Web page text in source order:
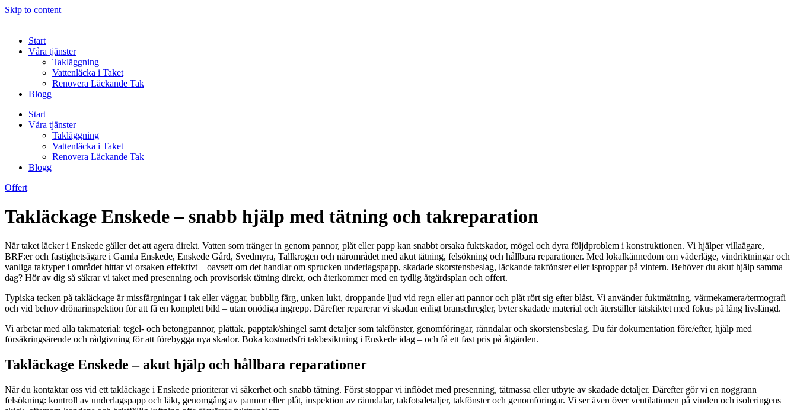
Skip to content
Start
Våra tjänster
Takläggning
Vattenläcka i Taket
Renovera Läckande Tak
Blogg
Start
Våra tjänster
Takläggning
Vattenläcka i Taket
Renovera Läckande Tak
Blogg
Offert
Takläckage Enskede – snabb hjälp med tätning och takreparation
När taket läcker i Enskede gäller det att agera direkt. Vatten som tränger in genom pannor, plåt eller papp kan snabbt orsaka fuktskador, mögel och dyra följdproblem i konstruktionen. Vi hjälper villaägare,
BRF:er och fastighetsägare i Gamla Enskede, Enskede Gård, Svedmyra, Tallkrogen och närområdet med akut tätning, felsökning och hållbara reparationer. Med lokalkännedom om väderläge, vindriktningar och
vanliga taktyper i området hittar vi orsaken effektivt – oavsett om det handlar om sprucken underlagspapp, skadade skorstensbeslag, läckande takfönster eller isproppar på vintern. Behöver du akut hjälp samma
dag? Hör av dig så säkrar vi taket med presenning och provisorisk tätning direkt, och återkommer med en tydlig åtgärdsplan och offert.
Typiska tecken på takläckage är missfärgningar i tak eller väggar, bubblig färg, unken lukt, droppande ljud vid regn eller att pannor och plåt rört sig efter blåst. Vi använder fuktmätning, värmekamera/termografi
och vid behov drönarinspektion för att få en komplett bild – utan onödiga ingrepp. Därefter reparerar vi skadan enligt branschregler, byter skadade material och återställer tätskiktet med fokus på lång livslängd.
Vi arbetar med alla takmaterial: tegel- och betongpannor, plåttak, papptak/shingel samt detaljer som takfönster, genomföringar, ränndalar och skorstensbeslag. Du får dokumentation före/efter, hjälp med
försäkringsärende och rådgivning för att förebygga nya skador. Boka kostnadsfri takbesiktning i Enskede idag – och få ett fast pris på åtgärden.
Takläckage Enskede – akut hjälp och hållbara reparationer
När du kontaktar oss vid ett takläckage i Enskede prioriterar vi säkerhet och snabb tätning. Först stoppar vi inflödet med presenning, tätmassa eller utbyte av skadade detaljer. Därefter gör vi en noggrann
felsökning: kontroll av underlagspapp och läkt, genomgång av pannor eller plåt, inspektion av ränndalar, takfotsdetaljer, takfönster och genomföringar. Vi ser även över ventilationen på vinden och isoleringens